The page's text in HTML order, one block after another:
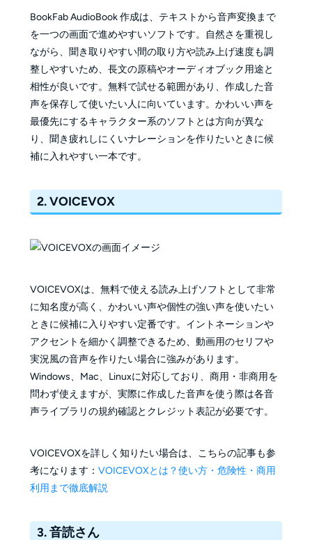
BookFab AudioBook 作成は、テキストから音声変換まで
を一つの画面で進めやすいソフトです。自然さを重視し
ながら、聞き取りやすい間の取り方や読み上げ速度も調
整しやすいため、長文の原稿やオーディオブック用途と
相性が良いです。無料で試せる範囲があり、作成した音
声を保存して使いたい人に向いています。かわいい声を
最優先にするキャラクター系のソフトとは方向が異な
り、聞き疲れしにくいナレーションを作りたいときに候
補に入れやすい一本です。
2. VOICEVOX
VOICEVOXは、無料で使える読み上げソフトとして非常
に知名度が高く、かわいい声や個性の強い声を使いたい
ときに候補に入りやすい定番です。イントネーションや
アクセントを細かく調整できるため、動画用のセリフや
実況風の音声を作りたい場合に強みがあります。
Windows、Mac、Linuxに対応しており、商用・非商用を
問わず使えますが、実際に作成した音声を使う際は各音
声ライブラリの規約確認とクレジット表記が必要です。
VOICEVOXを詳しく知りたい場合は、こちらの記事も参
考になります： VOICEVOXとは？使い方・危険性・商用
利用まで徹底解説
3. 音読さん